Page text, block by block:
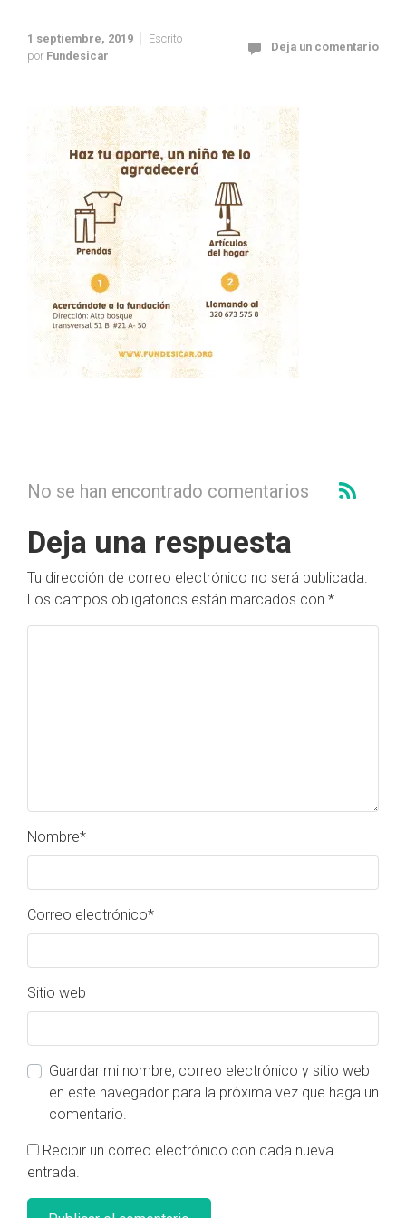
1 septiembre, 2019
Escrito
por Fundesicar
Deja un comentario
No se han encontrado comentarios
Deja una respuesta
Tu dirección de correo electrónico no será publicada.
Los campos obligatorios están marcados con *
Nombre*
Correo electrónico*
Sitio web
Guardar mi nombre, correo electrónico y sitio web
en este navegador para la próxima vez que haga un
comentario.
Recibir un correo electrónico con cada nueva
entrada.